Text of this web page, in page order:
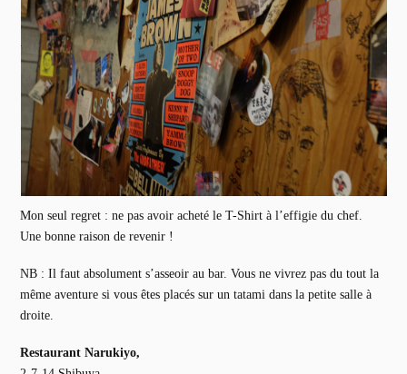
Mon seul regret : ne pas avoir acheté le T-Shirt à l’effigie du chef.
Une bonne raison de revenir !
NB : Il faut absolument s’asseoir au bar. Vous ne vivrez pas du tout la
même aventure si vous êtes placés sur un tatami dans la petite salle à
droite.
Restaurant Narukiyo,